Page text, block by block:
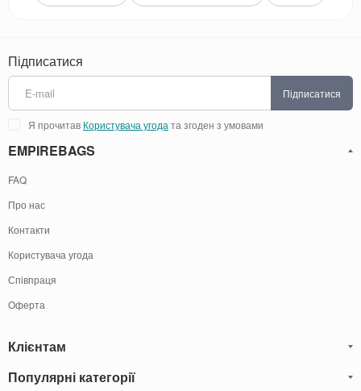
Підписатися
Підписатися
Я прочитав Користувача угода та згоден з умовами
EMPIREBAGS
FAQ
Про нас
Контакти
Користувача угода
Співпраця
Оферта
Клієнтам
Блог
Популярні категорії